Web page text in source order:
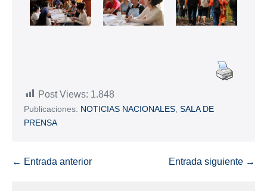
Post Views: 1.848
Publicaciones: NOTICIAS NACIONALES SALA DE
PRENSA
← Entrada anterior Entrada siguiente →